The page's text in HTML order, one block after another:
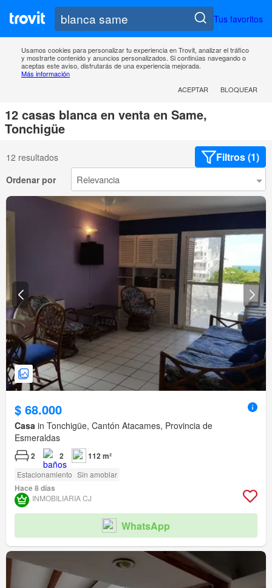
Tus favoritos
Usamos cookies para personalizar tu experiencia en Trovit, analizar el tráfico
y mostrarte contenido y anuncios personalizados. Si continúas navegando o
aceptas este aviso, disfrutarás de una experiencia mejorada.
Más información
ACEPTAR
BLOQUEAR
12 casas blanca en venta en Same,
Tonchigüe
12 resultados Filtros (1)
Ordenar por
$ 68.000
Casa in Tonchigüe, Cantón Atacames, Provincia de
Esmeraldas
2 2 112 m²
Estacionamiento Sin amoblar
Hace 8 días
INMOBILIARIA CJ
WhatsApp